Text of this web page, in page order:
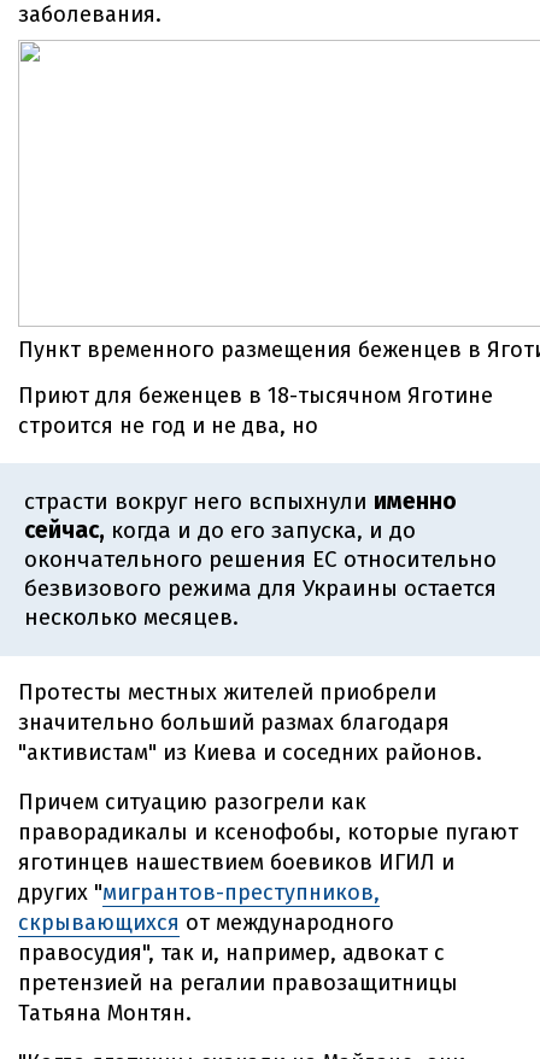
заболевания.
Пункт временного размещения беженцев в
Приют для беженцев в 18-тысячном Яготине
строится не год и не два, но
страсти вокруг него вспыхнули именно
сейчас, когда и до его запуска, и до
окончательного решения ЕС относительно
безвизового режима для Украины остается
несколько месяцев.
Протесты местных жителей приобрели
значительно больший размах благодаря
"активистам" из Киева и соседних районов.
Причем ситуацию разогрели как
праворадикалы и ксенофобы, которые пугают
яготинцев нашествием боевиков ИГИЛ и
других "мигрантов-преступников,
скрывающихся от международного
правосудия", так и, например, адвокат с
претензией на регалии правозащитницы
Татьяна Монтян.